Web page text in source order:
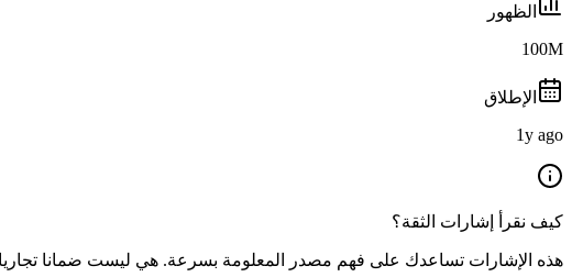
الظهور
100M
الإطلاق
1y ago
كيف نقرأ إشارات الثقة؟
هذه الإشارات تساعدك على فهم مصدر المعلومة بسرعة. هي ليست ضمانا